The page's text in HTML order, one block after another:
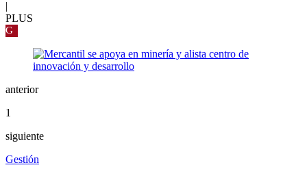
PLUS
G
anterior
1
siguiente
Gestión